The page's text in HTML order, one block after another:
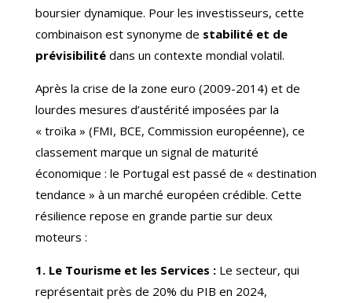
boursier dynamique. Pour les investisseurs, cette
combinaison est synonyme de stabilité et de
prévisibilitédans un contexte mondial volatil.
Après la crise de la zone euro (2009-2014) et de
lourdes mesures d’austérité imposées par la
« troïka » (FMI, BCE, Commission européenne), ce
classement marque un signal de maturité
économique : le Portugal est passé de « destination
tendance » à un marché européen crédible. Cette
résilience repose en grande partie sur deux
moteurs :
1. Le Tourisme et les Services :Le secteur, qui
représentait près de 20% du PIB en 2024,